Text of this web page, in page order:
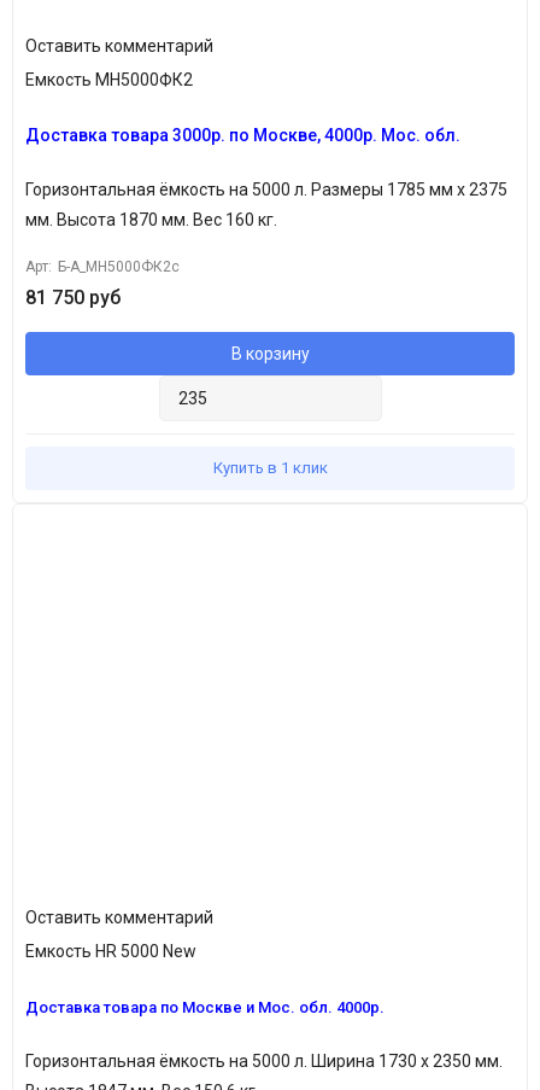
Оставить комментарий
Емкость МН5000ФК2
Доставка товара 3000р. по Москве, 4000р. Мос. обл.
Горизонтальная ёмкость на 5000 л. Размеры 1785 мм х 2375
мм. Высота 1870 мм. Вес 160 кг.
Арт: Б-А_МН5000ФК2с
81 750 руб
В корзину
Купить в 1 клик
Оставить комментарий
Емкость HR 5000 New
Доставка товара по Москве и Мос. обл. 4000р.
Горизонтальная ёмкость на 5000 л. Ширина 1730 х 2350 мм.